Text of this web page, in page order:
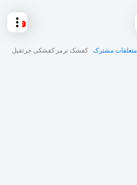
0
متعلقات مشترک کفشک ترمز کفشکی جرثقیل